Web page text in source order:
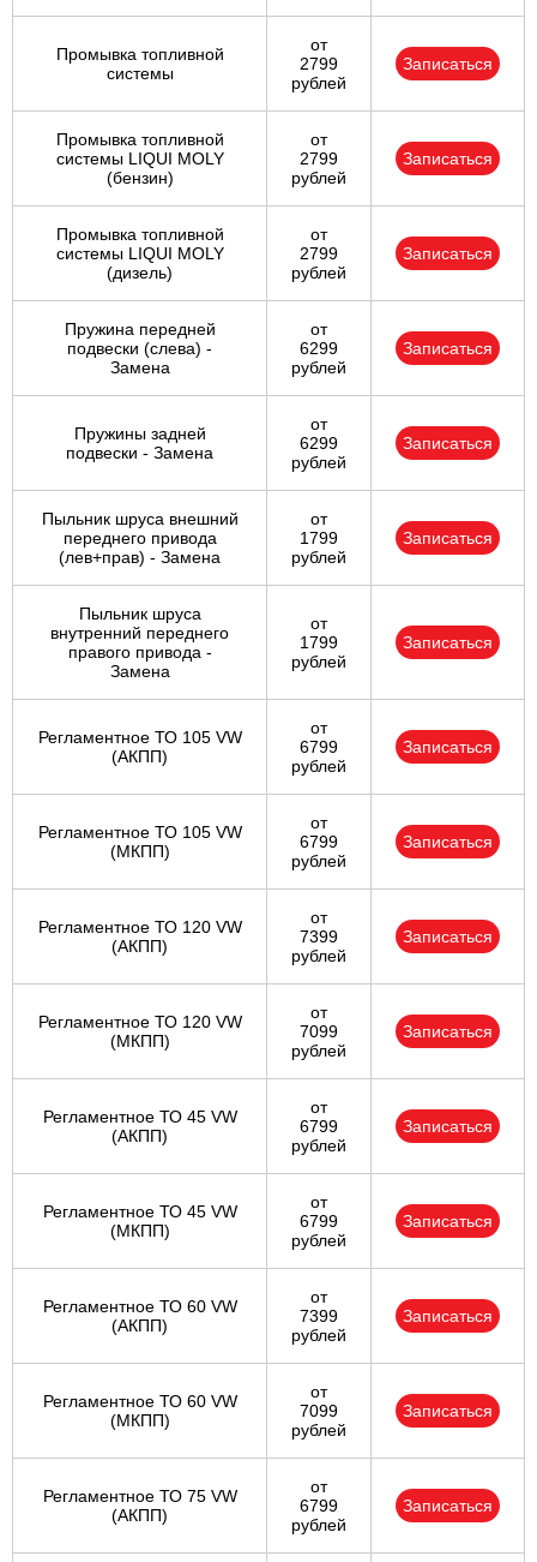
Промывка топливной
системы
от
2799
рублей
Записаться
Промывка топливной
системы LIQUI MOLY
(бензин)
от
2799
рублей
Записаться
Промывка топливной
системы LIQUI MOLY
(дизель)
от
2799
рублей
Записаться
Пружина передней
подвески (слева) -
Замена
от
6299
рублей
Записаться
Пружины задней
подвески - Замена
от
6299
рублей
Записаться
Пыльник шруса внешний
переднего привода
(лев+прав) - Замена
от
1799
рублей
Записаться
Пыльник шруса
внутренний переднего
правого привода -
Замена
от
1799
рублей
Записаться
Регламентное ТО 105 VW
(АКПП)
от
6799
рублей
Записаться
Регламентное ТО 105 VW
(МКПП)
от
6799
рублей
Записаться
Регламентное ТО 120 VW
(АКПП)
от
7399
рублей
Записаться
Регламентное ТО 120 VW
(МКПП)
от
7099
рублей
Записаться
Регламентное ТО 45 VW
(АКПП)
от
6799
рублей
Записаться
Регламентное ТО 45 VW
(МКПП)
от
6799
рублей
Записаться
Регламентное ТО 60 VW
(АКПП)
от
7399
рублей
Записаться
Регламентное ТО 60 VW
(МКПП)
от
7099
рублей
Записаться
Регламентное ТО 75 VW
(АКПП)
от
6799
рублей
Записаться